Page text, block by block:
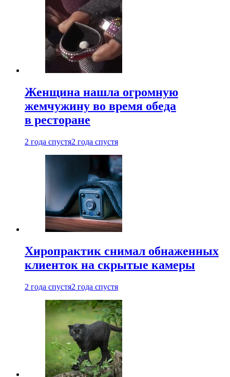
Женщина нашла огромную
жемчужину во время обеда
в ресторане
2 года спустя2 года спустя
Хиропрактик снимал обнаженных
клиенток на скрытые камеры
2 года спустя2 года спустя